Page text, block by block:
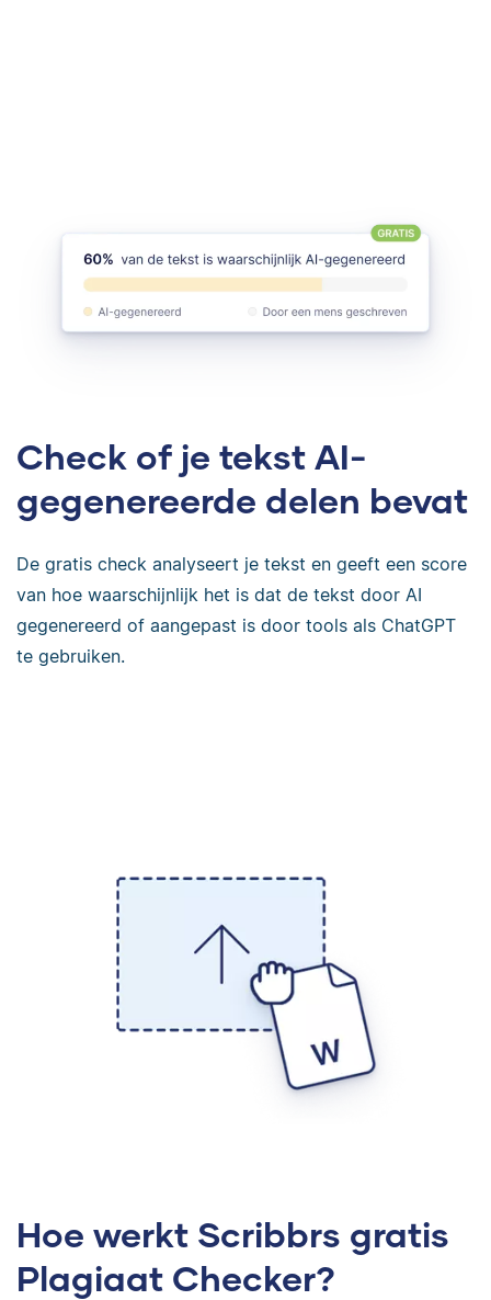
Check of je tekst AI-
gegenereerde delen bevat
De gratis check analyseert je tekst en geeft een score
van hoe waarschijnlijk het is dat de tekst door AI
gegenereerd of aangepast is door tools als ChatGPT
te gebruiken.
Hoe werkt Scribbrs gratis
Plagiaat Checker?